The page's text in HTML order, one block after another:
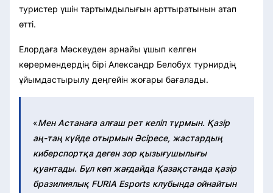
туристер үшін тартымдылығын арттыратынын атап
өтті.
Елордаға Мәскеуден арнайы ұшып келген
көрермендердің бірі Александр Белобух турнирдің
ұйымдастырылу деңгейін жоғары бағалады.
«Мен Астанаға алғаш рет келіп тұрмын. Қазір
аң-таң күйде отырмын Әсіресе, жастардың
киберспортқа деген зор қызығушылығы
қуантады. Бұл көп жағдайда Қазақстанда қазір
бразилиялық FURIA Esports клубында ойнайтын